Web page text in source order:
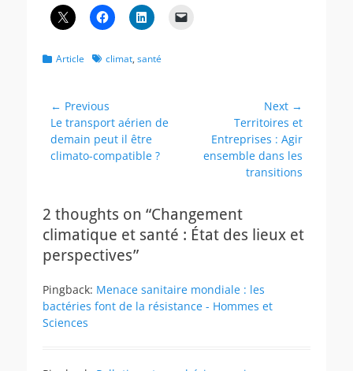
Categories
Article Tagsclimat, santé
Post
navigation
← Previous
Previous
post:
Le transport aérien de
demain peut il être
climato-compatible ?
Next →
Territoires et
Entreprises : Agir
ensemble dans les
transitions
2 thoughts on “Changement
climatique et santé : État des lieux et
perspectives”
Pingback: Menace sanitaire mondiale : les
bactéries font de la résistance - Hommes et
Sciences